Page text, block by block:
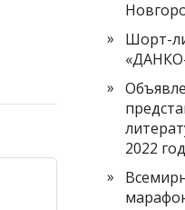
Шорт-
2022